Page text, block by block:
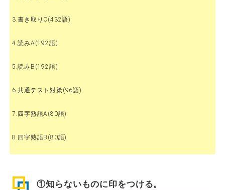
3.書き取りC(432語)
4.読みA(192語)
5.読みB(192語)
6.共通テスト対策(96語)
7.四字熟語A(80語)
8.四字熟語B(80語)
①知らないものに印をつける。